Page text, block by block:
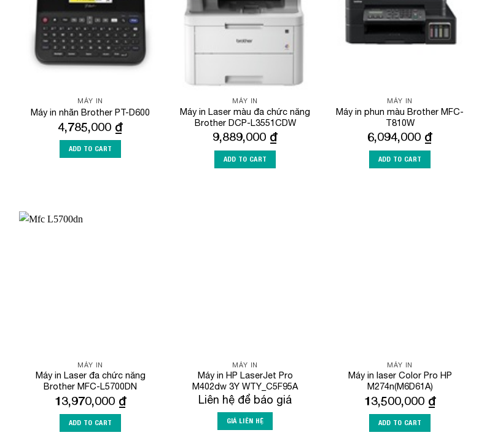
MÁY IN
Máy in nhãn Brother PT-D600
4,785,000 ₫
ADD TO CART
MÁY IN
Máy in Laser màu đa chức năng
Brother DCP-L3551CDW
9,889,000 ₫
ADD TO CART
MÁY IN
Máy in phun màu Brother MFC-
T810W
6,094,000 ₫
ADD TO CART
MÁY IN
Máy in Laser đa chức năng
Brother MFC-L5700DN
13,970,000 ₫
ADD TO CART
MÁY IN
Máy in HP LaserJet Pro
M402dw 3Y WTY_C5F95A
Liên hệ để báo giá
GIÁ LIÊN HỆ
MÁY IN
Máy in laser Color Pro HP
M274n(M6D61A)
13,500,000 ₫
ADD TO CART